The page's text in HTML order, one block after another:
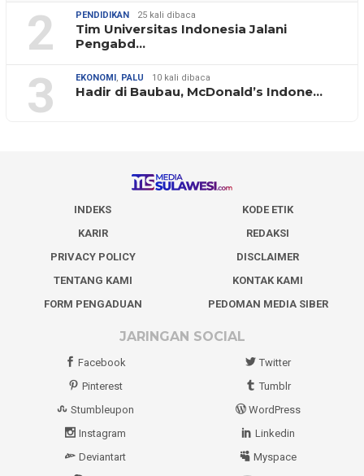
2 PENDIDIKAN 25 kali dibaca
Tim Universitas Indonesia Jalani
Pengabd…
3 EKONOMI, PALU 10 kali dibaca
Hadir di Baubau, McDonald’s Indone…
INDEKS
KODE ETIK
KARIR
REDAKSI
PRIVACY POLICY
DISCLAIMER
TENTANG KAMI
KONTAK KAMI
FORM PENGADUAN
PEDOMAN MEDIA SIBER
JARINGAN SOCIAL
Facebook
Twitter
Pinterest
Tumblr
Stumbleupon
WordPress
Instagram
Linkedin
Deviantart
Myspace